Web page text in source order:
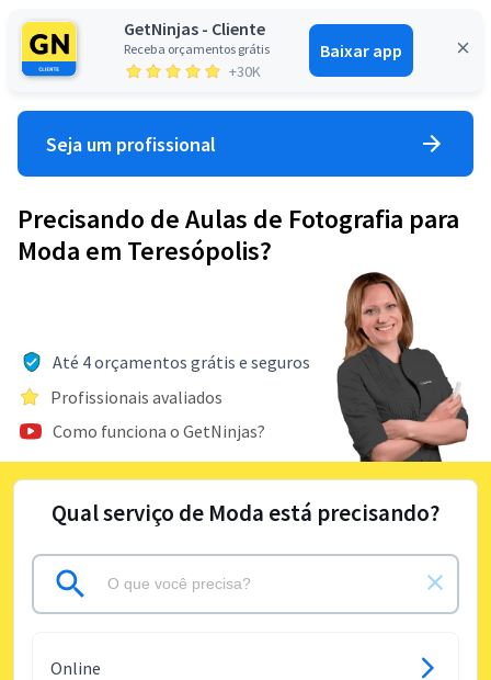
GetNinjas - Cliente
Receba orçamentos grátis
+30K
Baixar app
Entrar
Seja um profissional
Precisando de Aulas de Fotografia para
Moda em Teresópolis?
Até 4 orçamentos grátis e seguros
Profissionais avaliados
Como funciona o GetNinjas?
Qual serviço de Moda está precisando?
Online